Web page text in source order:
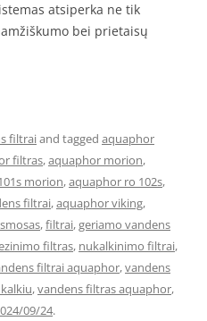
atsiperka ne tik
bei prietaisų
filtraiand tagged aquaphor
filtras,aquaphor morion,
morion,aquaphor ro 102s,
filtrai,aquaphor viking,
,filtrai,geriamo vandens
filtras, nukalkinimo filtrai,
filtrai aquaphor,vandens
,vandens filtras aquaphor,
09/24.